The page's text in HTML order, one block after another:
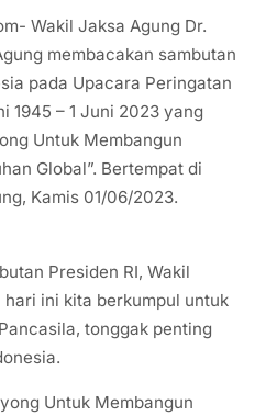
Wakil Jaksa Agung Dr.
membacakan sambutan
pada Upacara Peringatan
1945 – 1 Juni 2023 yang
Untuk Membangun
Global”. Bertempat di
Kamis 01/06/2023.
Presiden RI, Wakil
ini kita berkumpul untuk
tonggak penting
Untuk Membangun